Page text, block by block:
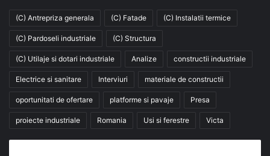
(C) Antrepriza generala (C) Fatade (C) Instalatii termice
(C) Pardoseli industriale (C) Structura
(C) Utilaje si dotari industriale Analize constructii industriale
Electrice si sanitare Interviuri materiale de constructii
oportunitati de ofertare platforme si pavaje Presa
proiecte industriale Romania Usi si ferestre Victa